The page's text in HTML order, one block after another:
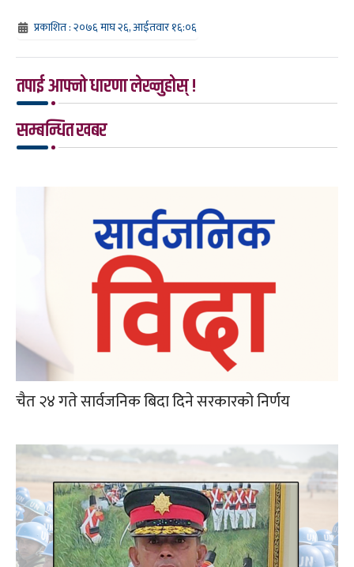
प्रकाशित : २०७६ माघ २६, आईतवार १६:०६
तपाई आफ्नो धारणा लेख्नुहोस् !
सम्बन्धित खबर
चैत २४ गते सार्वजनिक बिदा दिने सरकारको निर्णय